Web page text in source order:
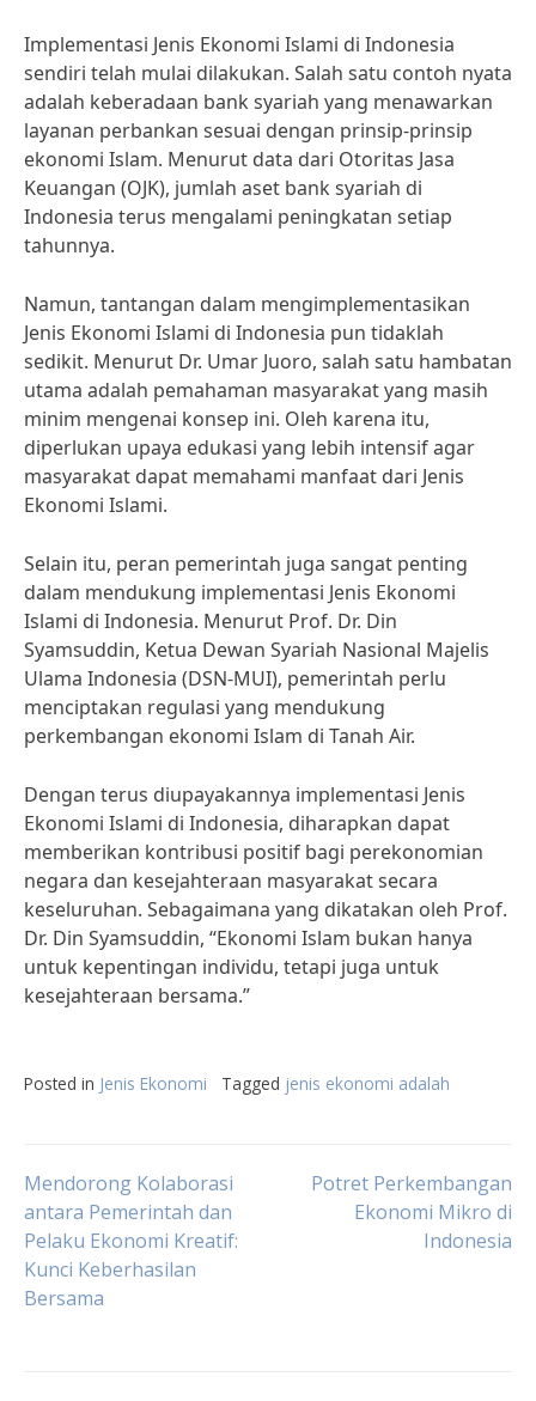
Implementasi Jenis Ekonomi Islami di Indonesia
sendiri telah mulai dilakukan. Salah satu contoh nyata
adalah keberadaan bank syariah yang menawarkan
layanan perbankan sesuai dengan prinsip-prinsip
ekonomi Islam. Menurut data dari Otoritas Jasa
Keuangan (OJK), jumlah aset bank syariah di
Indonesia terus mengalami peningkatan setiap
tahunnya.
Namun, tantangan dalam mengimplementasikan
Jenis Ekonomi Islami di Indonesia pun tidaklah
sedikit. Menurut Dr. Umar Juoro, salah satu hambatan
utama adalah pemahaman masyarakat yang masih
minim mengenai konsep ini. Oleh karena itu,
diperlukan upaya edukasi yang lebih intensif agar
masyarakat dapat memahami manfaat dari Jenis
Ekonomi Islami.
Selain itu, peran pemerintah juga sangat penting
dalam mendukung implementasi Jenis Ekonomi
Islami di Indonesia. Menurut Prof. Dr. Din
Syamsuddin, Ketua Dewan Syariah Nasional Majelis
Ulama Indonesia (DSN-MUI), pemerintah perlu
menciptakan regulasi yang mendukung
perkembangan ekonomi Islam di Tanah Air.
Dengan terus diupayakannya implementasi Jenis
Ekonomi Islami di Indonesia, diharapkan dapat
memberikan kontribusi positif bagi perekonomian
negara dan kesejahteraan masyarakat secara
keseluruhan. Sebagaimana yang dikatakan oleh Prof.
Dr. Din Syamsuddin, “Ekonomi Islam bukan hanya
untuk kepentingan individu, tetapi juga untuk
kesejahteraan bersama.”
Posted in Jenis Ekonomi Tagged jenis ekonomi adalah
Post
navigation
Mendorong Kolaborasi
antara Pemerintah dan
Pelaku Ekonomi Kreatif:
Kunci Keberhasilan
Bersama
Potret Perkembangan
Ekonomi Mikro di
Indonesia